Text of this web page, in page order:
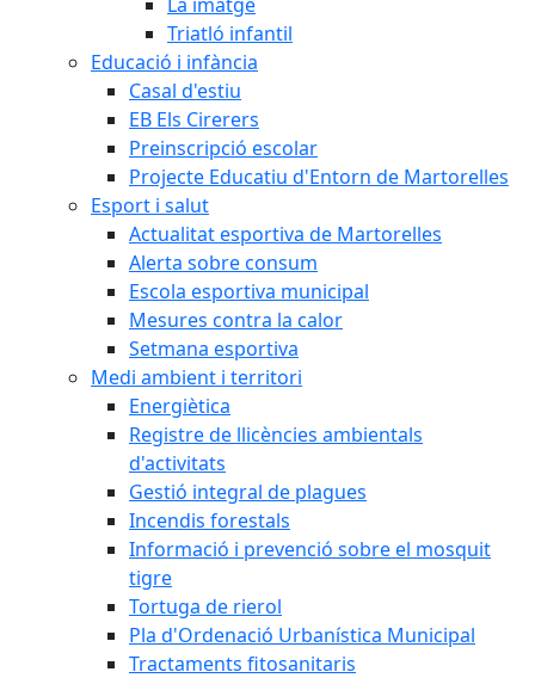
Triatló infantil
Educació i infància
Casal d'estiu
EB Els Cirerers
Preinscripció escolar
Projecte Educatiu d'Entorn de Martorelles
Esport i salut
Actualitat esportiva de Martorelles
Alerta sobre consum
Escola esportiva municipal
Mesures contra la calor
Setmana esportiva
Medi ambient i territori
Energiètica
Registre de llicències ambientals
d'activitats
Gestió integral de plagues
Incendis forestals
Informació i prevenció sobre el mosquit
tigre
Tortuga de rierol
Pla d'Ordenació Urbanística Municipal
Tractaments fitosanitaris